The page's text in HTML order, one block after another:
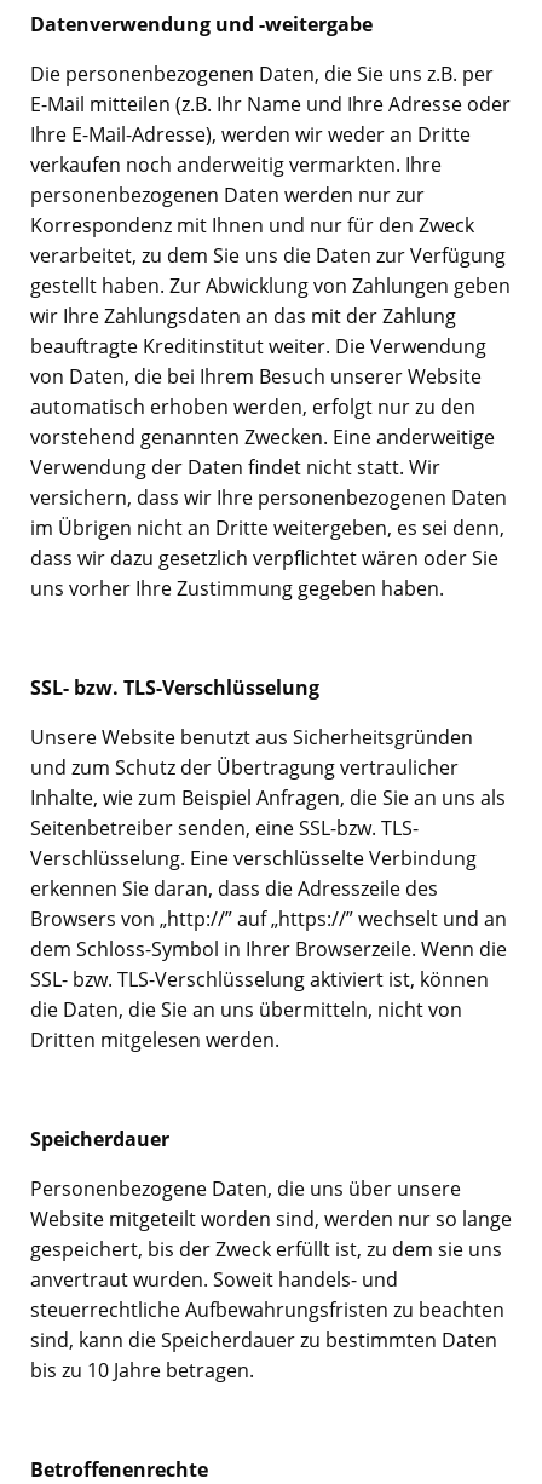
Datenverwendung und -weitergabe
Die personenbezogenen Daten, die Sie uns z.B. per
E-Mail mitteilen (z.B. Ihr Name und Ihre Adresse oder
Ihre E-Mail-Adresse), werden wir weder an Dritte
verkaufen noch anderweitig vermarkten. Ihre
personenbezogenen Daten werden nur zur
Korrespondenz mit Ihnen und nur für den Zweck
verarbeitet, zu dem Sie uns die Daten zur Verfügung
gestellt haben. Zur Abwicklung von Zahlungen geben
wir Ihre Zahlungsdaten an das mit der Zahlung
beauftragte Kreditinstitut weiter. Die Verwendung
von Daten, die bei Ihrem Besuch unserer Website
automatisch erhoben werden, erfolgt nur zu den
vorstehend genannten Zwecken. Eine anderweitige
Verwendung der Daten findet nicht statt. Wir
versichern, dass wir Ihre personenbezogenen Daten
im Übrigen nicht an Dritte weitergeben, es sei denn,
dass wir dazu gesetzlich verpflichtet wären oder Sie
uns vorher Ihre Zustimmung gegeben haben.
SSL- bzw. TLS-Verschlüsselung
Unsere Website benutzt aus Sicherheitsgründen
und zum Schutz der Übertragung vertraulicher
Inhalte, wie zum Beispiel Anfragen, die Sie an uns als
Seitenbetreiber senden, eine SSL-bzw. TLS-
Verschlüsselung. Eine verschlüsselte Verbindung
erkennen Sie daran, dass die Adresszeile des
Browsers von „http://” auf „https://” wechselt und an
dem Schloss-Symbol in Ihrer Browserzeile. Wenn die
SSL- bzw. TLS-Verschlüsselung aktiviert ist, können
die Daten, die Sie an uns übermitteln, nicht von
Dritten mitgelesen werden.
Speicherdauer
Personenbezogene Daten, die uns über unsere
Website mitgeteilt worden sind, werden nur so lange
gespeichert, bis der Zweck erfüllt ist, zu dem sie uns
anvertraut wurden. Soweit handels- und
steuerrechtliche Aufbewahrungsfristen zu beachten
sind, kann die Speicherdauer zu bestimmten Daten
bis zu 10 Jahre betragen.
Betroffenenrechte